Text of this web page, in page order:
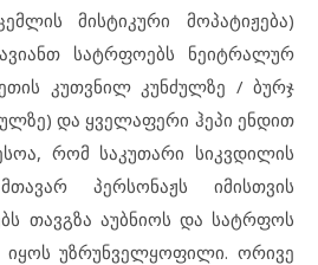
მისტიკური მოპატიჟება)
სატრფოებს ნეიტრალურ
კუთვნილ კუნძულზე / ბურჯ
და ყველაფერი ჰეპი ენდით
რომ საკუთარი სიკვდილის
პერსონაჟს იმისთვის
თავგზა აუბნიოს და სატრფოს
იყოს უზრუნველყოფილი. ორივე